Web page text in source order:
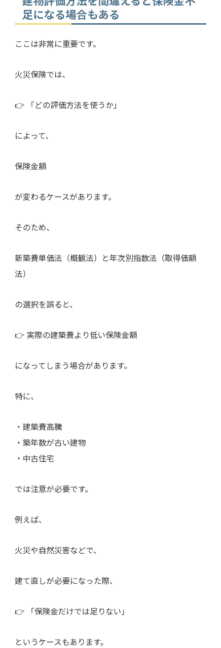
足になる場合もある
ここは非常に重要です。
火災保険では、
👉 「どの評価方法を使うか」
によって、
保険金額
が変わるケースがあります。
そのため、
新築費単価法（概観法）と年次別指数法（取得価額
法）
の選択を誤ると、
👉 実際の建築費より低い保険金額
になってしまう場合があります。
特に、
・建築費高騰
・築年数が古い建物
・中古住宅
では注意が必要です。
例えば、
火災や自然災害などで、
建て直しが必要になった際、
👉 「保険金だけでは足りない」
というケースもあります。